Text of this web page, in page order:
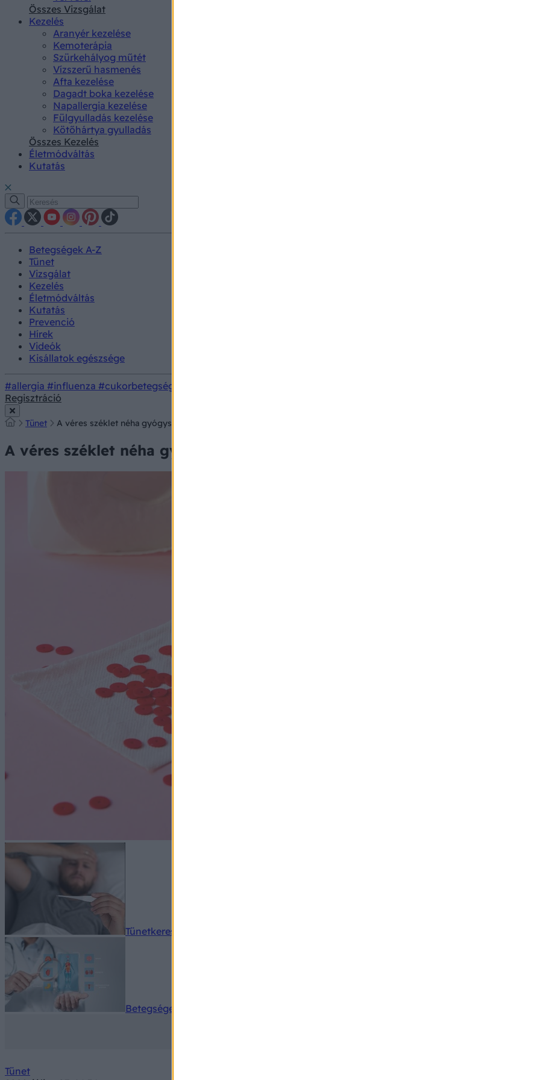
Összes Vizsgálat
Kezelés
Aranyér kezelése
Kemoterápia
Szürkehályog műtét
Vízszerű hasmenés
Afta kezelése
Dagadt boka kezelése
Napallergia kezelése
Fülgyulladás kezelése
Kötőhártya gyulladás
Összes Kezelés
Életmódváltás
Kutatás
Betegségek A-Z
Tünet
Vizsgálat
Kezelés
Életmódváltás
Kutatás
Prevenció
Hírek
Videók
Kisállatok egészsége
#allergia #influenza #cukorbetegség
Regisztráció
Tünet A véres széklet néha gyógyszerek miatt alakul ki – Sokan nem is sejtik a veszélyt!
A véres széklet néha gyógyszerek miatt alakul ki – Sokan nem is sejtik a
Tünetkereső
Betegségek A-Z
Tünet